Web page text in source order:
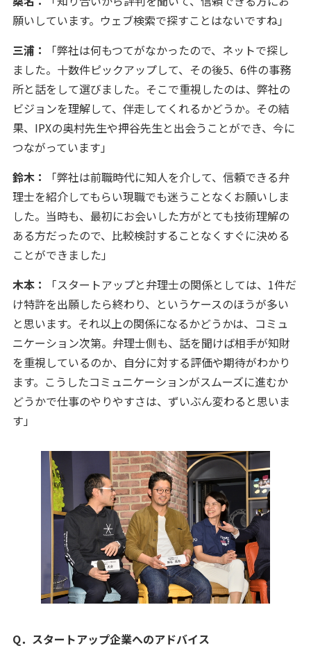
願いしています。ウェブ検索で探すことはないですね」
三浦：
「弊社は何もつてがなかったので、ネットで探し
ました。十数件ピックアップして、その後5、6件の事務
所と話をして選びました。そこで重視したのは、弊社の
ビジョンを理解して、伴走してくれるかどうか。その結
果、IPXの奥村先生や押谷先生と出会うことができ、今に
つながっています」
鈴木：
「弊社は前職時代に知人を介して、信頼できる弁
理士を紹介してもらい現職でも迷うことなくお願いしま
した。当時も、最初にお会いした方がとても技術理解の
ある方だったので、比較検討することなくすぐに決める
ことができました」
木本：
「スタートアップと弁理士の関係としては、1件だ
け特許を出願したら終わり、というケースのほうが多い
と思います。それ以上の関係になるかどうかは、コミュ
ニケーション次第。弁理士側も、話を聞けば相手が知財
を重視しているのか、自分に対する評価や期待がわかり
ます。こうしたコミュニケーションがスムーズに進むか
どうかで仕事のやりやすさは、ずいぶん変わると思いま
す」
Q．スタートアップ企業へのアドバイス